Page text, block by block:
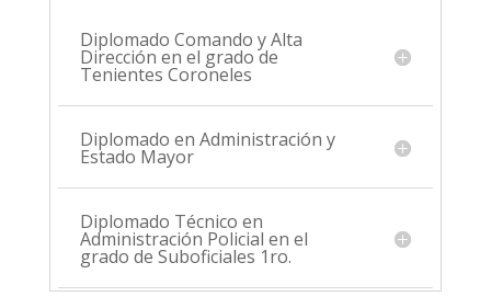
Diplomado Comando y Alta
Dirección en el grado de
Tenientes Coroneles
Diplomado en Administración y
Estado Mayor
Diplomado Técnico en
Administración Policial en el
grado de Suboficiales 1ro.